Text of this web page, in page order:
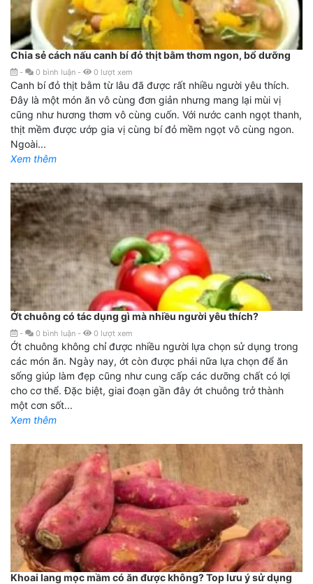
Chia sẻ cách nấu canh bí đỏ thịt bằm thơm ngon, bổ dưỡng
- 0 bình luận - 0 lượt xem
Canh bí đỏ thịt bằm từ lâu đã được rất nhiều người yêu thích.
Đây là một món ăn vô cùng đơn giản nhưng mang lại mùi vị
cũng như hương thơm vô cùng cuốn. Với nước canh ngọt thanh,
thịt mềm được ướp gia vị cùng bí đỏ mềm ngọt vô cùng ngon.
Ngoài...
Xem thêm
Ớt chuông có tác dụng gì mà nhiều người yêu thích?
- 0 bình luận - 0 lượt xem
Ớt chuông không chỉ được nhiều người lựa chọn sử dụng trong
các món ăn. Ngày nay, ớt còn được phái nữa lựa chọn để ăn
sống giúp làm đẹp cũng như cung cấp các dưỡng chất có lợi
cho cơ thể. Đặc biệt, giai đoạn gần đây ớt chuông trở thành
một cơn sốt...
Xem thêm
Khoai lang mọc mầm có ăn được không? Top lưu ý sử dụng